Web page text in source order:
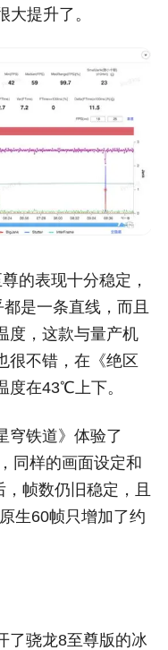
提升了。
表现十分稳定，
是一条直线，而且
度，这款与量产机
很不错，在《绝区
度在43℃上下。
铁道》体验了
同样的画面设定和
帧数仍旧稳定，且
生60帧只增加了约
骁龙8至尊版的冰